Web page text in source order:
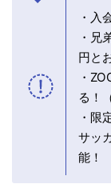
・入
・兄
円と
・
る！
・限
サッ
能！